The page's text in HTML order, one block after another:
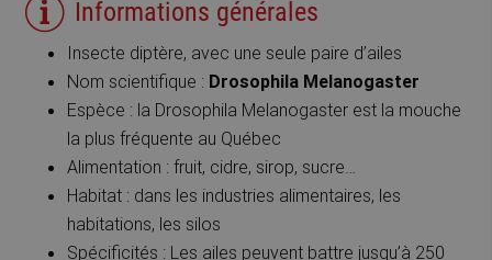
Informations générales
Insecte diptère, avec une seule paire d’ailes
Nom scientifique : Drosophila Melanogaster
Espèce : la Drosophila Melanogaster est la mouche
la plus fréquente au Québec
Alimentation : fruit, cidre, sirop, sucre…
Habitat : dans les industries alimentaires, les
habitations, les silos
Spécificités : Les ailes peuvent battre jusqu’à 250